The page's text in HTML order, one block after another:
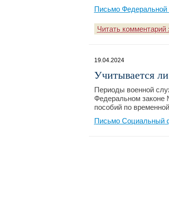
Письмо
Читать комментарий
19.04.2024
Учитывается
Периоды военной
Федеральном законе
пособий по
Письмо Социальный